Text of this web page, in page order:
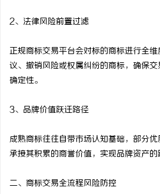
2、法律风险前置过滤
正规商标交易平台会对标的商标进行全
议、撤销风险或权属纠纷的商标，确保
确定性。
3、品牌价值跃迁路径
成熟商标往往自带市场认知基础，部分
承接其积累的商誉价值，实现品牌资产
二、商标交易全流程风险防控